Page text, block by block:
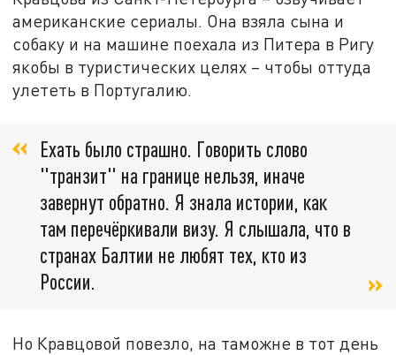
американские сериалы. Она взяла сына и
собаку и на машине поехала из Питера в Ригу
якобы в туристических целях – чтобы оттуда
улететь в Португалию.
Ехать было страшно. Говорить слово
"транзит" на границе нельзя, иначе
завернут обратно. Я знала истории, как
там перечёркивали визу. Я слышала, что в
странах Балтии не любят тех, кто из
России.
Но Кравцовой повезло, на таможне в тот день